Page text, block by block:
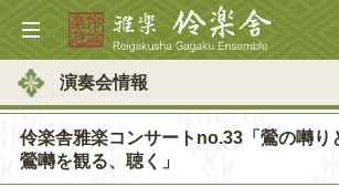
演奏会情報
伶楽舎雅楽コンサートno.33「鶯の囀り
鶯囀を観る、聴く」